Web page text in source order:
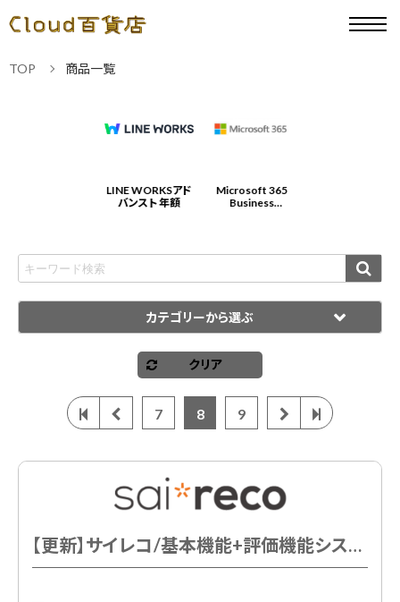
TOP 商品一覧
LINE WORKSアド
バンスト 年額
Microsoft 365
Business
カテゴリーから選ぶ
クリア
7 8 9
【更新】サイレコ/基本機能+評価機能システム利用費(101～150名)